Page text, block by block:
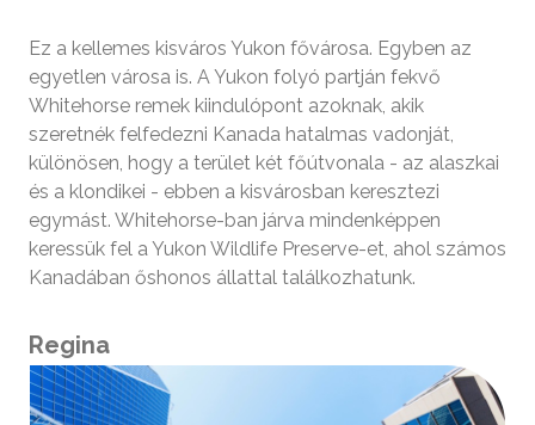
Ez a kellemes kisváros Yukon fővárosa. Egyben az
egyetlen városa is. A Yukon folyó partján fekvő
Whitehorse remek kiindulópont azoknak, akik
szeretnék felfedezni Kanada hatalmas vadonját,
különösen, hogy a terület két főútvonala - az alaszkai
és a klondikei - ebben a kisvárosban keresztezi
egymást. Whitehorse-ban járva mindenképpen
keressük fel a Yukon Wildlife Preserve-et, ahol számos
Kanadában őshonos állattal találkozhatunk.
Regina